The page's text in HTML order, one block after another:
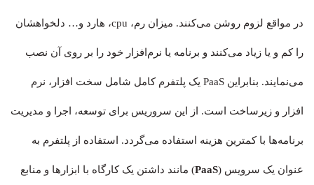
در مواقع لزوم روشن می‌کنند. میزان رم، cpu، هارد و… دلخواهشان
را کم و یا زیاد می‌کنند و برنامه یا نرم‌افزار خود را بر روی آن نصب
می‌نمایند. بنابراین PaaS یک پلتفرم کامل شامل سخت افزار، نرم
افزار و زیرساخت است. از این سروریس برای توسعه، اجرا و مدیریت
برنامه‌ها با کمترین هزینه استفاده می‌گردد. استفاده از پلتفرم به
عنوان یک سرویس (PaaS) مانند داشتن یک کارگاه با ابزارها و منابع